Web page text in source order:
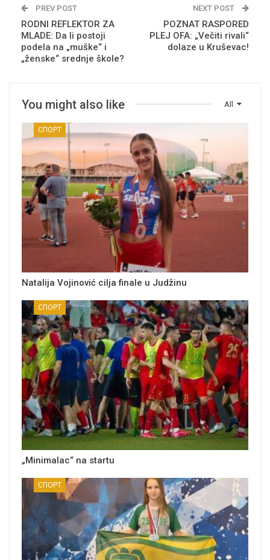
PREV POST
RODNI REFLEKTOR ZA
MLADE: Da li postoji
podela na „muške“ i
„ženske“ srednje škole?
NEXT POST
POZNAT RASPORED
PLEJ OFA: „Večiti rivali“
dolaze u Kruševac!
All
You might also like
СПОРТ
Natalija Vojinović cilja finale u Judžinu
СПОРТ
„Minimalac“ na startu
СПОРТ